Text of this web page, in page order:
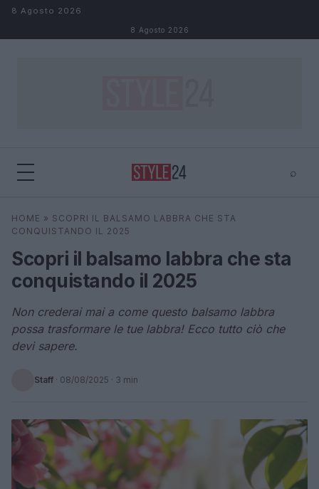
Salta al contenuto
8 Agosto 2026
8 Agosto 2026
⌕
Cerca
HOME » SCOPRI IL BALSAMO LABBRA CHE STA
CONQUISTANDO IL 2025
Scopri il balsamo labbra che sta
conquistando il 2025
Non crederai mai a come questo balsamo labbra
possa trasformare le tue labbra! Ecco tutto ciò che
devi sapere.
Staff · 08/08/2025 · 3 min